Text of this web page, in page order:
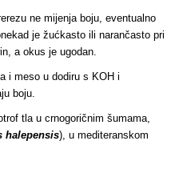
ne mijenja boju, eventualno
je žućkasto ili narančasto pri
a okus je ugodan.
i meso u dodiru s KOH i
boju.
tla u crnogoričnim šumama,
halepensis), u mediteranskom